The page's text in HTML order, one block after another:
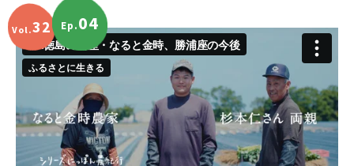
Vol.32 Ep.04